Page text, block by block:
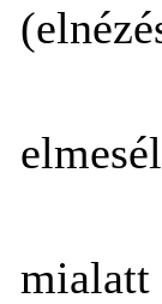
mialatt